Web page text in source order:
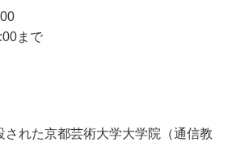
まで
された京都芸術大学大学院（通信教